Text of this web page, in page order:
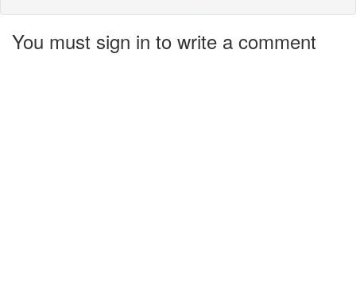
You must sign in to write a comment